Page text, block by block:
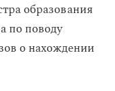
образования
по поводу
о нахождении